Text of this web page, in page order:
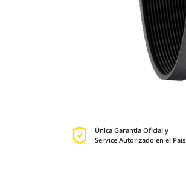
Única Garantia Oficial y
Service Autorizado en el País